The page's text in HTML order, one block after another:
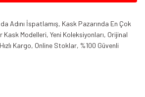
Adını İspatlamış, Kask Pazarında En Çok
Kask Modelleri, Yeni Koleksiyonları, Orijinal
Kargo, Online Stoklar, %100 Güvenli